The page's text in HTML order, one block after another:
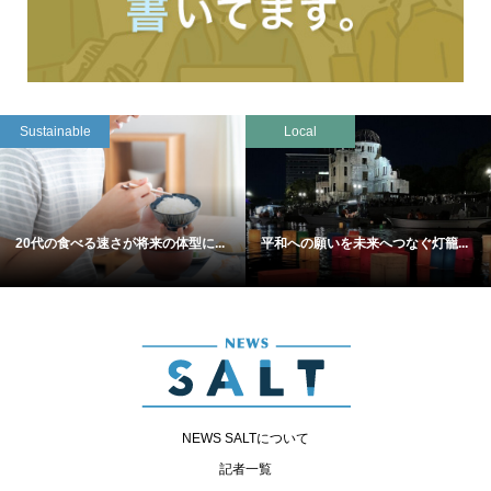
Sustainable
20代の食べる速さが将来の体型に...
Local
平和への願いを未来へつなぐ灯籠...
NEWS SALTについて
記者一覧